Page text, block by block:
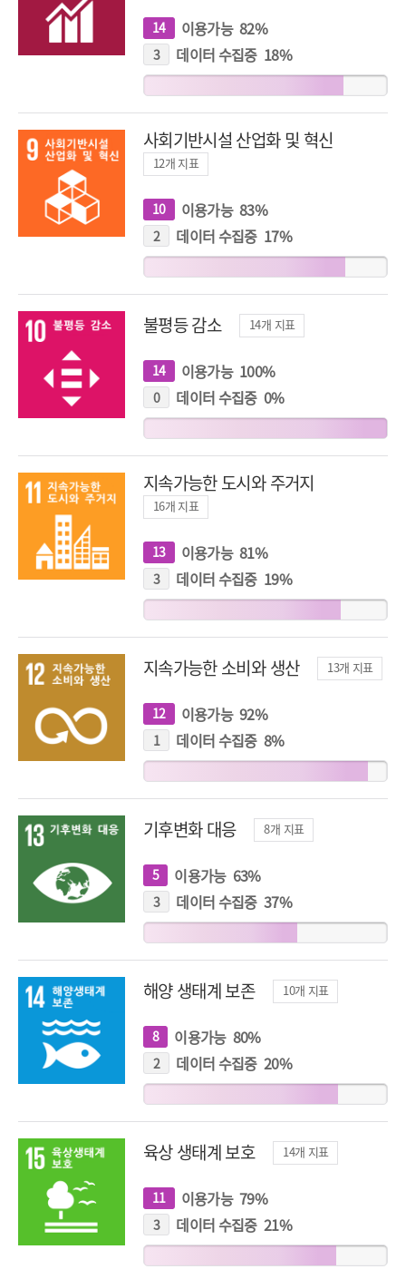
14개
지
표
이용가능 82%
3개
지
표
데이터 수집중 18%
사회기반시설 산업화 및 혁신
12개 지표
10개
지
표
이용가능 83%
2개
지
표
데이터 수집중 17%
불평등 감소 14개 지표
14개
지
표
이용가능 100%
0개
지
표
데이터 수집중 0%
지속가능한 도시와 주거지
16개 지표
13개
지
표
이용가능 81%
3개
지
표
데이터 수집중 19%
지속가능한 소비와 생산 13개 지표
12개
지
표
이용가능 92%
1개
지
표
데이터 수집중 8%
기후변화 대응 8개 지표
5개
지
표
이용가능 63%
3개
지
표
데이터 수집중 37%
해양 생태계 보존 10개 지표
8개
지
표
이용가능 80%
2개
지
표
데이터 수집중 20%
육상 생태계 보호 14개 지표
11개
지
표
이용가능 79%
3개
지
표
데이터 수집중 21%